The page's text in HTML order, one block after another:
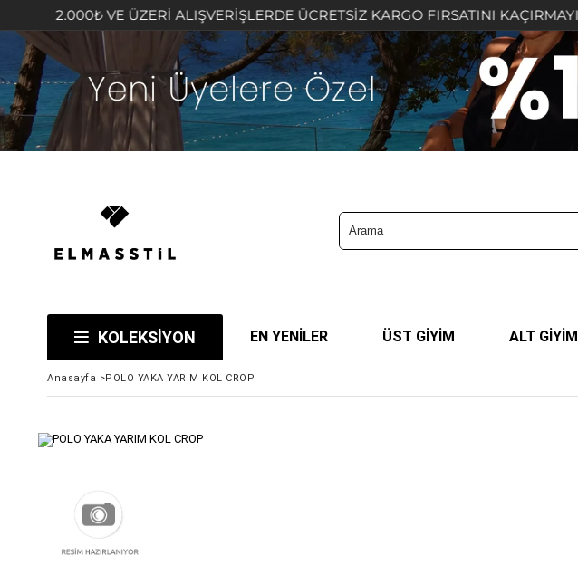
VE ÜZERİ ALIŞVERİŞLERDE ÜCRETSİZ KARGO FIRSATINI KAÇIRMAYIN! 🤍
KOLEKSİYON EN YENİLER ÜST GİYİM ALT GİYİM
Anasayfa >POLO YAKA YARIM KOL CROP